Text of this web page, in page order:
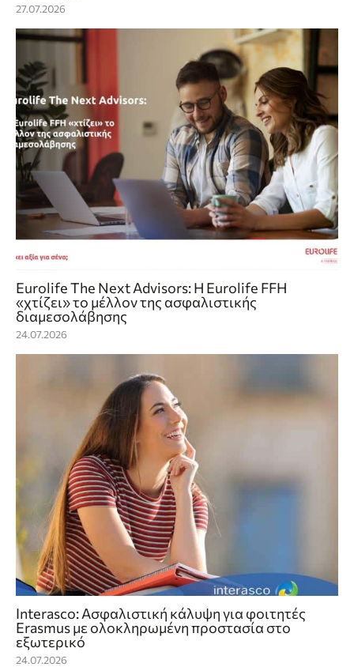
27.07.2026
Eurolife The Next Advisors: Η Eurolife FFH
«χτίζει» το μέλλον της ασφαλιστικής
διαμεσολάβησης
24.07.2026
Interasco: Ασφαλιστική κάλυψη για φοιτητές
Erasmus με ολοκληρωμένη προστασία στο
εξωτερικό
24.07.2026